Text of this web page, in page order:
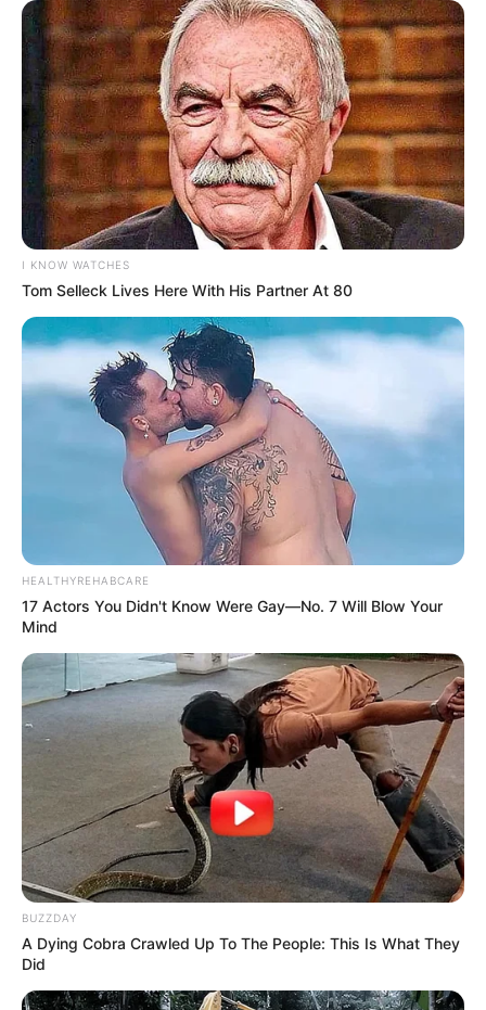
I KNOW WATCHES
Tom Selleck Lives Here With His Partner At 80
HEALTHYREHABCARE
17 Actors You Didn't Know Were Gay—No. 7 Will Blow Your
Mind
BUZZDAY
A Dying Cobra Crawled Up To The People: This Is What They
Did